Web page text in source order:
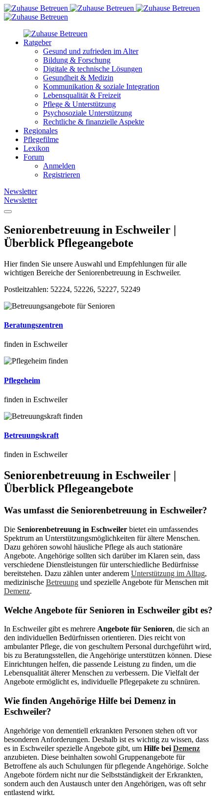
Ratgeber
Gesund und zufrieden im Alter
Bildung & Forschung
Digitale & technische Lösungen
Gesundheit & Medizin
Kommunikation & soziale Integration
Lebensqualität & Freizeit
Pflege & Unterstützung
Psychosoziale Unterstützung
Rechtliche & finanzielle Aspekte
Regionales
Pflegefilme
Lexikon
Forum
Anmelden
Registrieren
Newsletter
Newsletter
Seniorenbetreuung in Eschweiler |
Überblick Pflegeangebote
Hier finden Sie unsere Auswahl und Empfehlungen für alle
wichtigen Bereiche der Seniorenbetreuung in Eschweiler.
Postleitzahlen: 52224, 52226, 52227, 52249
Beratungszentren
finden in Eschweiler
Pflegeheim
finden in Eschweiler
Betreuungskraft
finden in Eschweiler
Seniorenbetreuung in Eschweiler |
Überblick Pflegeangebote
Was umfasst die Seniorenbetreuung in Eschweiler?
Die Seniorenbetreuung in Eschweiler bietet ein umfassendes
Spektrum an Unterstützungsmöglichkeiten für ältere Menschen.
Dazu gehören sowohl häusliche Pflege als auch stationäre
Angebote. Angehörige sollten sich darüber im Klaren sein, dass
verschiedene Dienstleistungen für unterschiedliche Bedürfnisse
bereitstehen. Dazu zählen unter anderem Unterstützung im Alltag,
medizinische Betreuung und spezielle Angebote für Menschen mit
Demenz.
Welche Angebote für Senioren in Eschweiler gibt es?
In Eschweiler gibt es mehrere Angebote für Senioren, die sich an
den individuellen Bedürfnissen orientieren. Dies reicht von
ambulanter Pflege, die von geschultem Personal durchgeführt wird,
bis zu Beratungsstellen, die Angehörige unterstützen können. Diese
Einrichtungen helfen, die passende Leistung zu finden, um die
Lebensqualität älterer Menschen zu verbessern. Die Vielfalt der
Angebote ermöglicht es, individuelle Pflegepakete zu schnüren.
Wie finden Angehörige Hilfe bei Demenz in
Eschweiler?
Angehörige von dementiell erkrankten Personen stehen oft vor
besonderen Anforderungen. Deshalb ist es wichtig zu wissen, dass
es in Eschweiler spezielle Angebote gibt, um Hilfe bei Demenz
anzubieten. Diese beinhalten sowohl Gruppenangebote für
Betroffene als auch Schulungen für pflegende Angehörige. Solche
Angebote fördern nicht nur die Selbstständigkeit der Erkrankten,
sondern auch den Austausch unter den Angehörigen, was oft sehr
entlastend wirkt.